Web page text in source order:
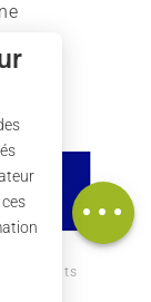
Ouvertures
Carte
Crédits